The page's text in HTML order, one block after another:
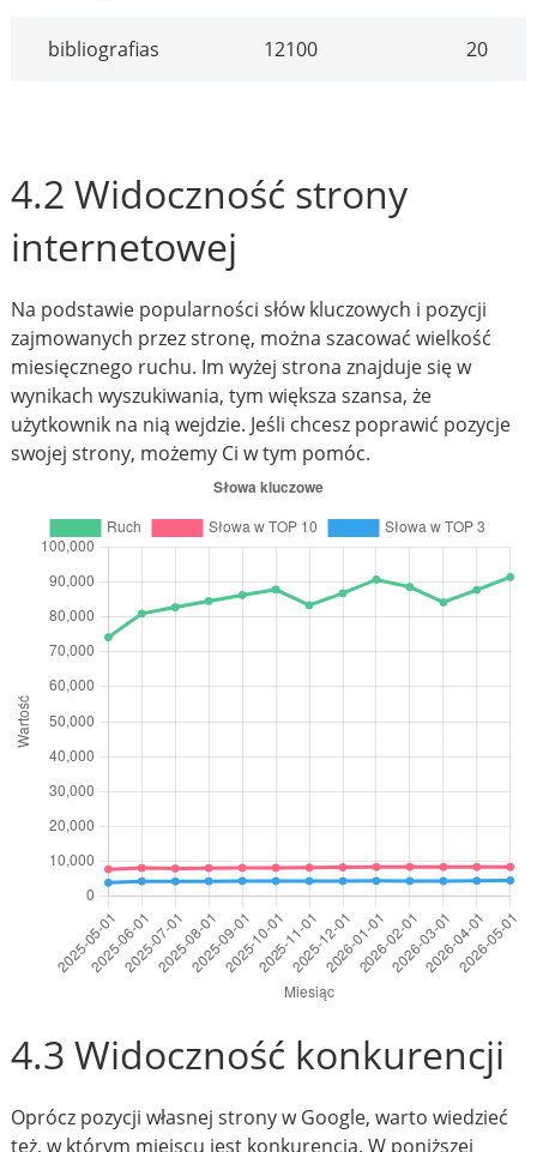
bibliografias 12100 20
4.2 Widoczność strony
internetowej
Na podstawie popularności słów kluczowych i pozycji
zajmowanych przez stronę, można szacować wielkość
miesięcznego ruchu. Im wyżej strona znajduje się w
wynikach wyszukiwania, tym większa szansa, że
użytkownik na nią wejdzie. Jeśli chcesz poprawić pozycje
swojej strony, możemy Ci w tym pomóc.
4.3 Widoczność konkurencji
Oprócz pozycji własnej strony w Google, warto wiedzieć
też, w którym miejscu jest konkurencja. W poniższej